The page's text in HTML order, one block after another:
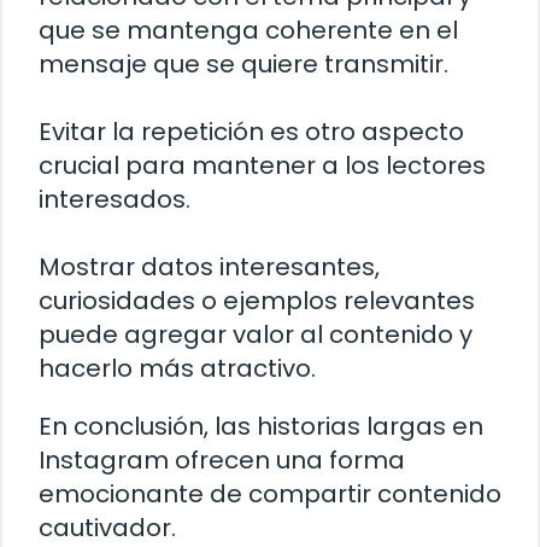
que se mantenga coherente en el
mensaje que se quiere transmitir.
Evitar la repetición es otro aspecto
crucial para mantener a los lectores
interesados.
Mostrar datos interesantes,
curiosidades o ejemplos relevantes
puede agregar valor al contenido y
hacerlo más atractivo.
En conclusión, las historias largas en
Instagram ofrecen una forma
emocionante de compartir contenido
cautivador.